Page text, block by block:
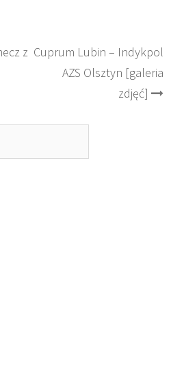
z Cuprum Lubin – Indykpol
AZS Olsztyn [galeria
zdjęć]